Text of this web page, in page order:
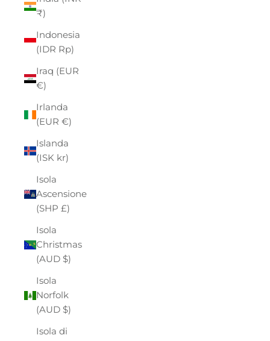
₹)
Indonesia
(IDR Rp)
Iraq (EUR
€)
Irlanda
(EUR €)
Islanda
(ISK kr)
Isola
Ascensione
(SHP £)
Isola
Christmas
(AUD $)
Isola
Norfolk
(AUD $)
Isola di